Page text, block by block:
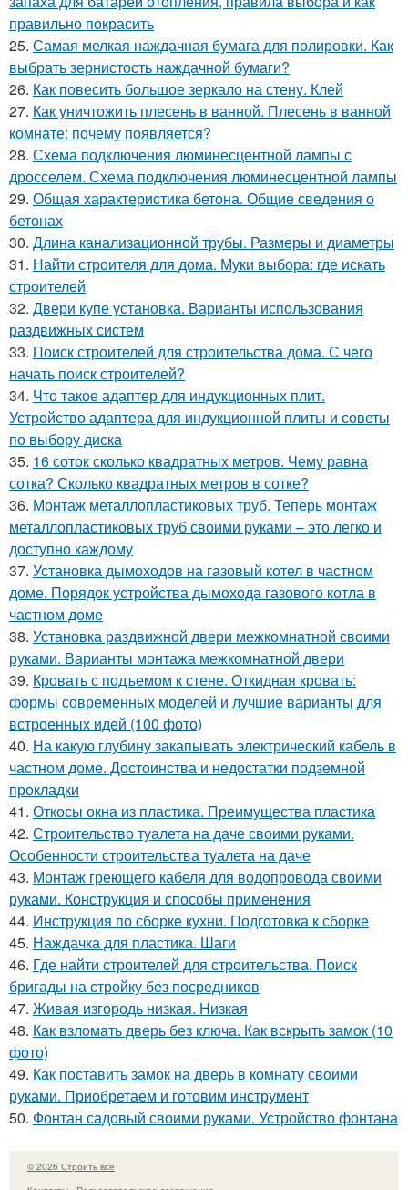
правильно покрасить
25. Самая мелкая наждачная бумага для полировки. Как
выбрать зернистость наждачной бумаги?
26. Как повесить большое зеркало на стену. Клей
27. Как уничтожить плесень в ванной. Плесень в ванной
комнате: почему появляется?
28. Схема подключения люминесцентной лампы с
дросселем. Схема подключения люминесцентной лампы
29. Общая характеристика бетона. Общие сведения о
бетонах
30. Длина канализационной трубы. Размеры и диаметры
31. Найти строителя для дома. Муки выбора: где искать
строителей
32. Двери купе установка. Варианты использования
раздвижных систем
33. Поиск строителей для строительства дома. С чего
начать поиск строителей?
34. Что такое адаптер для индукционных плит.
Устройство адаптера для индукционной плиты и советы
по выбору диска
35. 16 соток сколько квадратных метров. Чему равна
сотка? Сколько квадратных метров в сотке?
36. Монтаж металлопластиковых труб. Теперь монтаж
металлопластиковых труб своими руками – это легко и
доступно каждому
37. Установка дымоходов на газовый котел в частном
доме. Порядок устройства дымохода газового котла в
частном доме
38. Установка раздвижной двери межкомнатной своими
руками. Варианты монтажа межкомнатной двери
39. Кровать с подъемом к стене. Откидная кровать:
формы современных моделей и лучшие варианты для
встроенных идей (100 фото)
40. На какую глубину закапывать электрический кабель в
частном доме. Достоинства и недостатки подземной
прокладки
41. Откосы окна из пластика. Преимущества пластика
42. Строительство туалета на даче своими руками.
Особенности строительства туалета на даче
43. Монтаж греющего кабеля для водопровода своими
руками. Конструкция и способы применения
44. Инструкция по сборке кухни. Подготовка к сборке
45. Наждачка для пластика. Шаги
46. Где найти строителей для строительства. Поиск
бригады на стройку без посредников
47. Живая изгородь низкая. Низкая
48. Как взломать дверь без ключа. Как вскрыть замок (10
фото)
49. Как поставить замок на дверь в комнату своими
руками. Приобретаем и готовим инструмент
50. Фонтан садовый своими руками. Устройство фонтана
© 2026 Строить все